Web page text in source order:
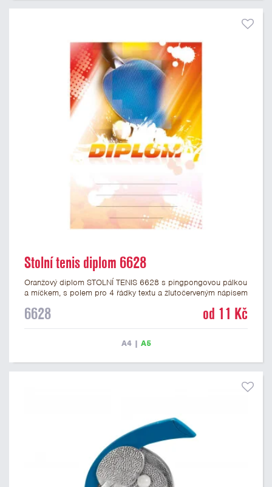
Stolní tenis diplom 6628
Oranžový diplom STOLNÍ TENIS 6628 s pingpongovou pálkou
a míčkem, s polem pro 4 řádky textu a žlutočerveným nápisem
A5. Papírový diplom s motivem STOLNÍ TENIS má gramáž 250
6628 od 11 Kč
A4| A5